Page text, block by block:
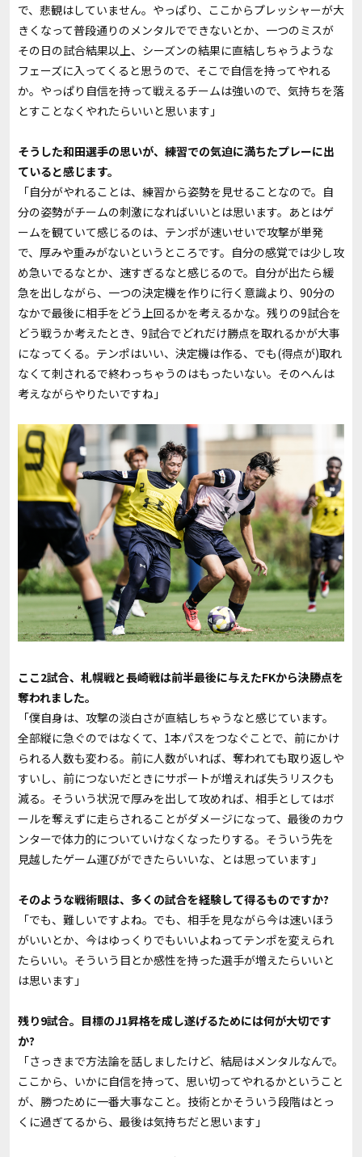
で、悲観はしていません。やっぱり、ここからプレッシャーが大
きくなって普段通りのメンタルでできないとか、一つのミスが
その日の試合結果以上、シーズンの結果に直結しちゃうような
フェーズに入ってくると思うので、そこで自信を持ってやれる
か。やっぱり自信を持って戦えるチームは強いので、気持ちを落
とすことなくやれたらいいと思います」
――そうした和田選手の思いが、練習での気迫に満ちたプレーに出
ていると感じます。
「自分がやれることは、練習から姿勢を見せることなので。自
分の姿勢がチームの刺激になればいいとは思います。あとはゲ
ームを観ていて感じるのは、テンポが速いせいで攻撃が単発
で、厚みや重みがないというところです。自分の感覚では少し攻
め急いでるなとか、速すぎるなと感じるので。自分が出たら緩
急を出しながら、一つの決定機を作りに行く意識より、90分の
なかで最後に相手をどう上回るかを考えるかな。残りの9試合を
どう戦うか考えたとき、9試合でどれだけ勝点を取れるかが大事
になってくる。テンポはいい、決定機は作る、でも(得点が)取れ
なくて刺されるで終わっちゃうのはもったいない。そのへんは
考えながらやりたいですね」
――ここ2試合、札幌戦と長崎戦は前半最後に与えたFKから決勝点を
奪われました。
「僕自身は、攻撃の淡白さが直結しちゃうなと感じています。
全部縦に急ぐのではなくて、1本パスをつなぐことで、前にかけ
られる人数も変わる。前に人数がいれば、奪われても取り返しや
すいし、前につないだときにサポートが増えれば失うリスクも
減る。そういう状況で厚みを出して攻めれば、相手としてはボ
ールを奪えずに走らされることがダメージになって、最後のカウ
ンターで体力的についていけなくなったりする。そういう先を
見越したゲーム運びができたらいいな、とは思っています」
――そのような戦術眼は、多くの試合を経験して得るものですか?
「でも、難しいですよね。でも、相手を見ながら今は速いほう
がいいとか、今はゆっくりでもいいよねってテンポを変えられ
たらいい。そういう目とか感性を持った選手が増えたらいいと
は思います」
――残り9試合。目標のJ1昇格を成し遂げるためには何が大切です
か?
「さっきまで方法論を話しましたけど、結局はメンタルなんで。
ここから、いかに自信を持って、思い切ってやれるかということ
が、勝つために一番大事なこと。技術とかそういう段階はとっ
くに過ぎてるから、最後は気持ちだと思います」